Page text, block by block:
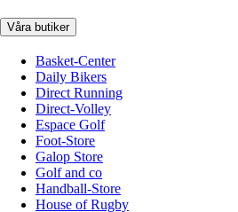
Våra butiker
Basket-Center
Daily Bikers
Direct Running
Direct-Volley
Espace Golf
Foot-Store
Galop Store
Golf and co
Handball-Store
House of Rugby